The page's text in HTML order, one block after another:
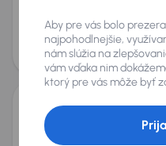
+7 ďalších
Mesačná splátka
od 37 €
Zlacnené o 700 €
Volkswagen Passat
2015276 821 km
Aby pre vás bolo
najpohodlnejšie,
nám slúžia na
vám vďaka nim
ktorý pre vás môže byť